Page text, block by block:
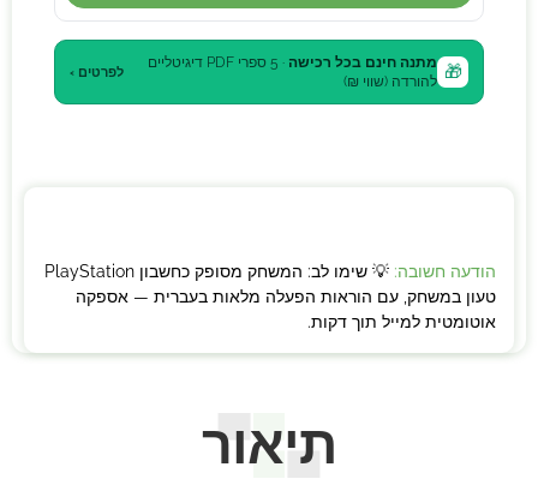
🎁 מתנה חינם בכל רכישה
· 5 ספרי PDF דיגיטליים
להורדה (שווי ₪)
לפרטים ›
הודעה חשובה:
💡 שימו לב: המשחק מסופק כחשבון PlayStation
טעון במשחק, עם הוראות הפעלה מלאות בעברית — אספקה
אוטומטית למייל תוך דקות.
תיאור